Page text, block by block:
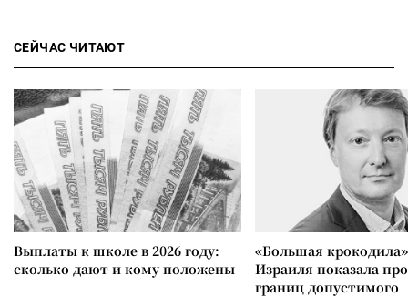
СЕЙЧАС ЧИТАЮТ
Выплаты к школе в 2026 году:
сколько дают и кому положены
«Большая
Израиля показала
границ допустимого